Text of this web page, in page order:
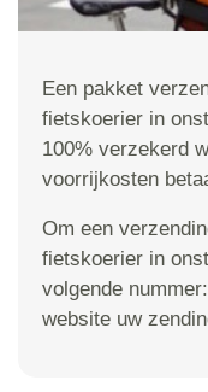
Een pakket
fietskoerier in
100% verzekerd
voorrijkosten
Om een
fietskoerier in
volgende
website uw